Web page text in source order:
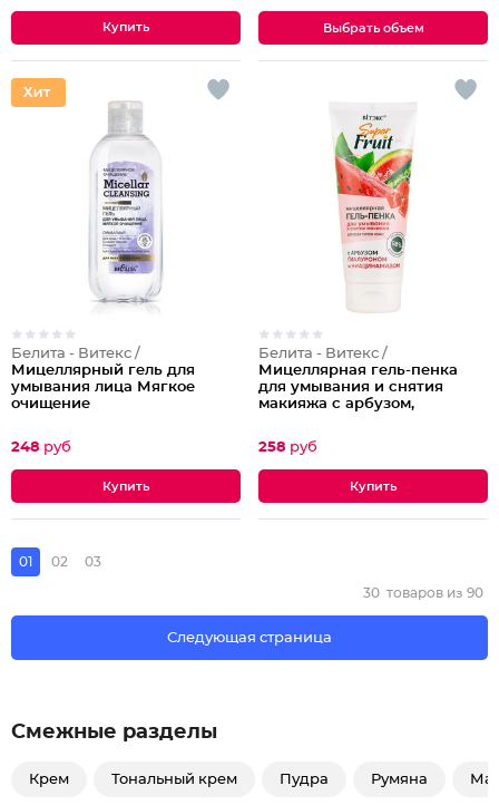
Выбрать объем
Белита - Витекс /
Мицеллярный гель для
умывания лица Мягкое
очищение
248 руб
Белита - Витекс /
Мицеллярная гель-пенка
для умывания и снятия
макияжа с арбузом,
ниацинамидом
258 руб
01 02 03
Следующая страница
30 товаров из 90
Смежные разделы
Крем Тональный крем Пудра Румяна